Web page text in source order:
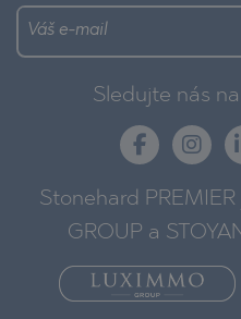
Sledujte nás
Stonehard
GROUP a